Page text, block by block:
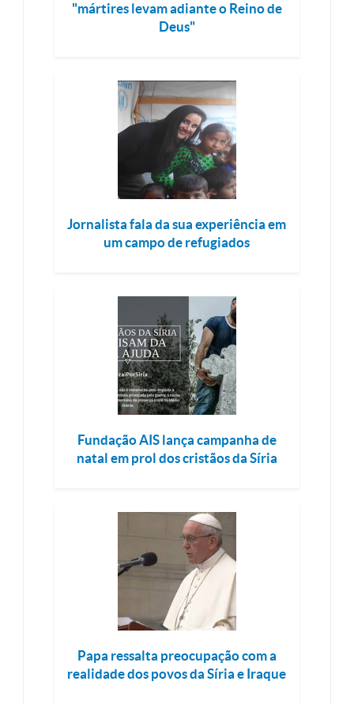
"mártires levam adiante o Reino de
Deus"
Jornalista fala da sua experiência em
um campo de refugiados
Fundação AIS lança campanha de
natal em prol dos cristãos da Síria
Papa ressalta preocupação com a
realidade dos povos da Síria e Iraque